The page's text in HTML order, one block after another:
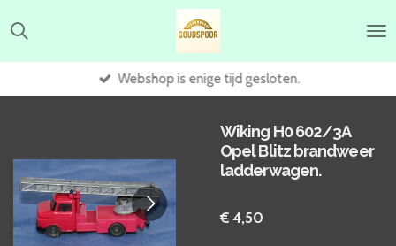
direct
hoofdinhoud
Webshop is enige tijd gesloten.
Wiking H0 602/3A
Opel Blitz brandweer
ladderwagen.
€ 4,50